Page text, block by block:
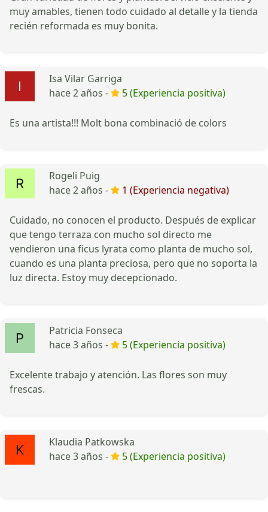
muy amables, tienen todo cuidado al detalle y la tienda
recién reformada es muy bonita.
Isa Vilar Garriga
hace 2 años -
5 (Experiencia positiva)
Es una artista!!! Molt bona combinació de colors
Rogeli Puig
hace 2 años -
1 (Experiencia negativa)
Cuidado, no conocen el producto. Después de explicar
que tengo terraza con mucho sol directo me
vendieron una ficus lyrata como planta de mucho sol,
cuando es una planta preciosa, pero que no soporta la
luz directa. Estoy muy decepcionado.
Patricia Fonseca
hace 3 años -
5 (Experiencia positiva)
Excelente trabajo y atención. Las flores son muy
frescas.
Klaudia Patkowska
hace 3 años -
5 (Experiencia positiva)